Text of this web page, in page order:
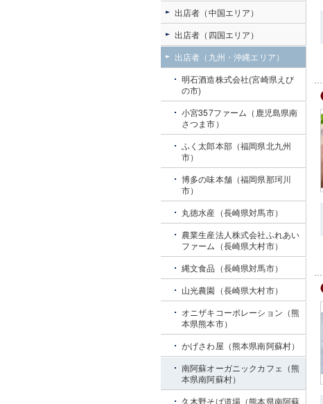
出店者（中国エリア）
出店者（四国エリア）
出店者（九州・沖縄エリア）
明石酒造株式会社(宮崎県えび
の市)
小宮357ファーム（鹿児島県南
さつま市）
ふく太郎本部（福岡県北九州
市）
博多の味本舗（福岡県那珂川
市）
丸徳水産（長崎県対馬市）
農業生産法人株式会社ふれあい
ファーム（長崎県大村市）
縄文食品（長崎県対馬市）
山光農園（長崎県大村市）
オニザキコーポレーション（熊
本県熊本市）
かげさわ屋（熊本県南阿蘇村）
南阿蘇オーガニックカフェ（熊
本県南阿蘇村）
久木野そば道場（熊本県南阿蘇